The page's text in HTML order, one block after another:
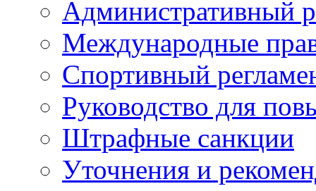
Административный
Международные
Спортивный
Руководство для
Штрафные санкции
Уточнения и